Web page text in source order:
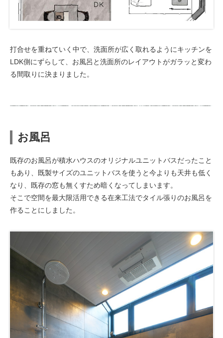
打合せを重ねていく中で、洗面所が広く取れるようにキッチンを
LDK側にずらして、お風呂と洗面所のレイアウトがガラッと変わ
る間取りに決まりました。
お風呂
既存のお風呂が積水ハウスのオリジナルユニットバスだったこと
もあり、既製サイズのユニットバスを使うと今よりも天井も低く
なり、既存の窓も無くすため暗くなってしまいます。
そこで空間を最大限活用できる在来工法でタイル張りのお風呂を
作ることにしました。